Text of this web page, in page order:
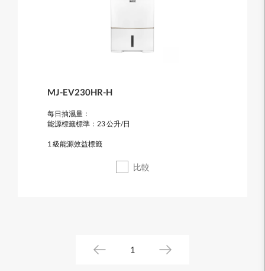
MJ-EV230HR-H
每日抽濕量：
能源標籤標準：23 公升/日
1 級能源效益標籤
比較
1